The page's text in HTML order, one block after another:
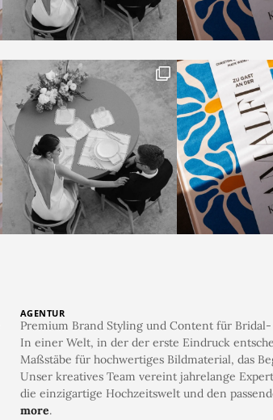
AGENTUR
Premium Brand Styling und Content für
In einer Welt, in der der erste Eindruck
Maßstäbe für hochwertiges Bildmaterial, das
Unser kreatives Team vereint jahrelange
die einzigartige Hochzeitswelt und den
more.